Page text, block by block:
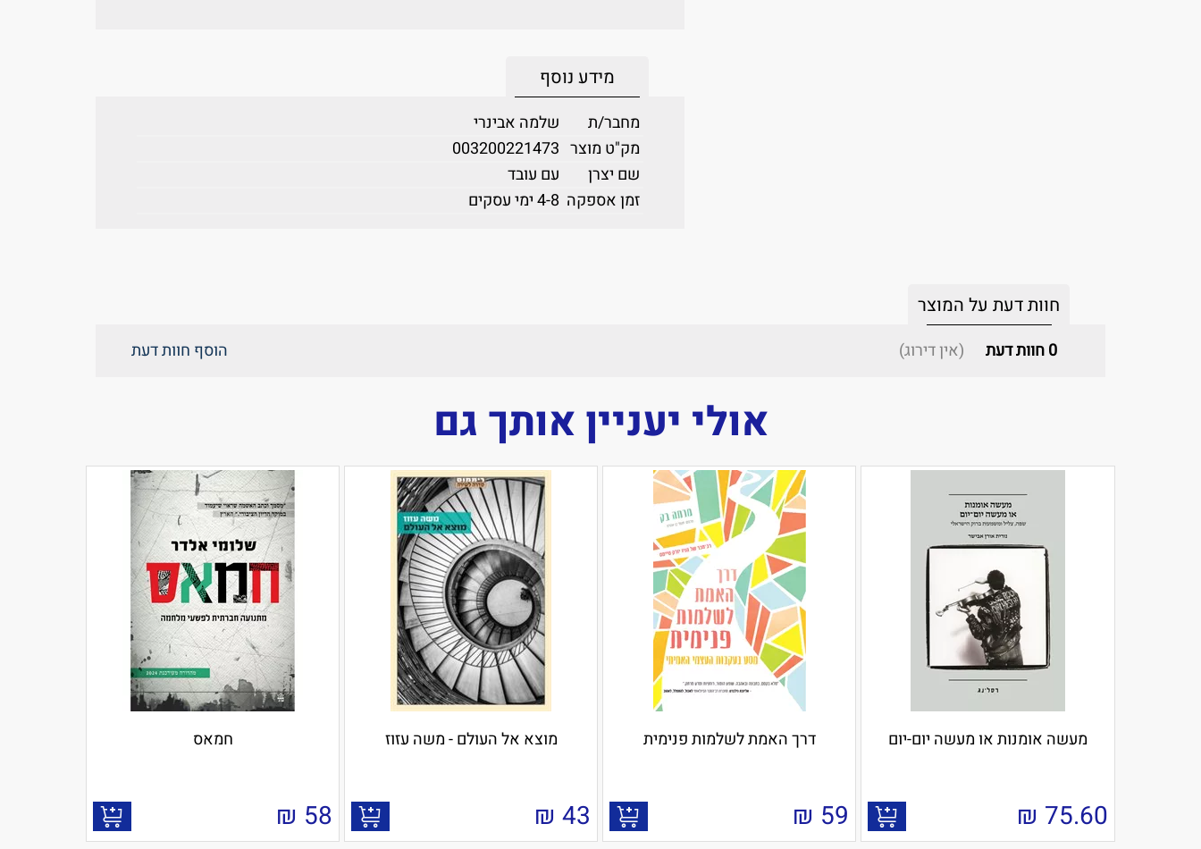
מידע נוסף
מחבר/ת
שלמה אבינרי
מק"ט מוצר 003200221473
שם יצרן
עם עובד
זמן אספקה 4-8 ימי עסקים
חוות דעת על המוצר
0חוות דעת (אין דירוג) הוסף חוות דעת
אולי יעניין אותך גם
מעשה אומנות או מעשה יום-יום
75.60
₪
דרך האמת לשלמות פנימית
59
₪
מוצא אל העולם - משה עזוז
43
₪
חמאס
58
₪